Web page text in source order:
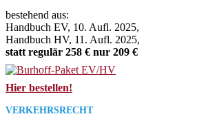
bestehend aus:
Handbuch EV, 10. Aufl. 2025,
Handbuch HV, 11. Aufl. 2025,
statt regulär 258 € nur 209 €
Hier bestellen!
VERKEHRSRECHT